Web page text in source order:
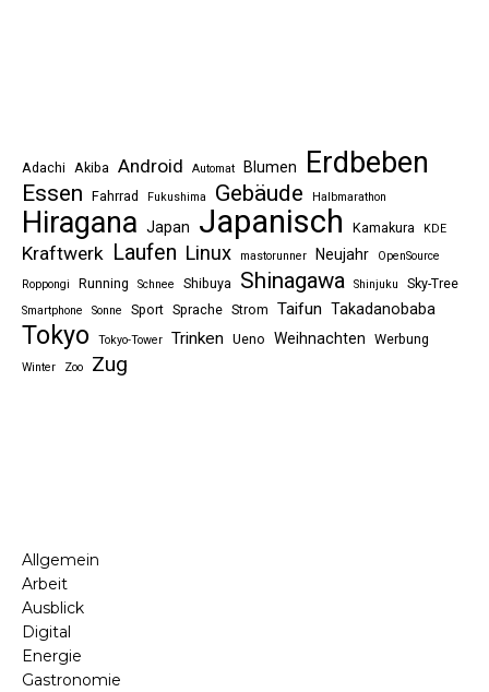
Adachi Akiba Android Automat Blumen Erdbeben
Essen Fahrrad Fukushima Gebäude Halbmarathon
Hiragana Japan Japanisch Kamakura KDE
Kraftwerk Laufen Linux mastorunner Neujahr
OpenSource
Roppongi
Running Schnee Shibuya Shinagawa Shinjuku Sky-Tree
Smartphone Sonne Sport Sprache Strom Taifun Takadanobaba
Tokyo Tokyo-Tower Trinken Ueno Weihnachten Werbung
Winter Zoo Zug
Allgemein
Arbeit
Ausblick
Digital
Energie
Gastronomie